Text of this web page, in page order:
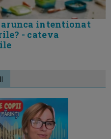
arunca intentionat
- cateva